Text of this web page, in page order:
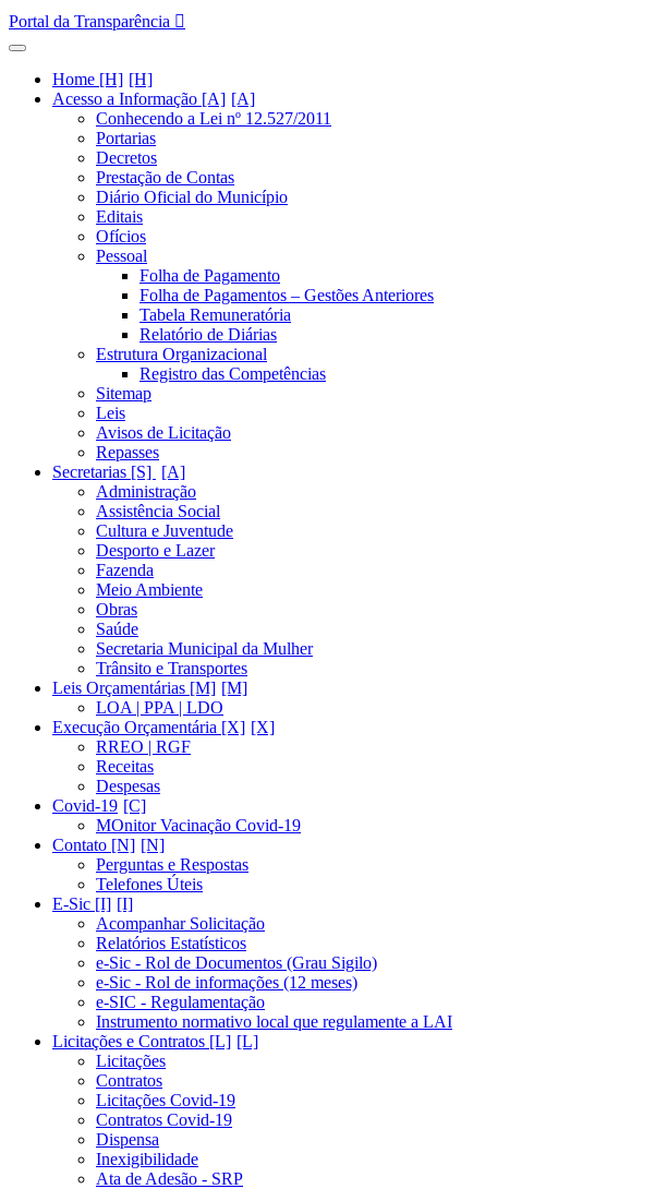
Portal da Transparência
Home [H]
Acesso a Informação [A]
Conhecendo a Lei nº 12.527/2011
Portarias
Decretos
Prestação de Contas
Diário Oficial do Município
Editais
Ofícios
Pessoal
Folha de Pagamento
Folha de Pagamentos – Gestões Anteriores
Tabela Remuneratória
Relatório de Diárias
Estrutura Organizacional
Registro das Competências
Sitemap
Leis
Avisos de Licitação
Repasses
Secretarias [S]
Administração
Assistência Social
Cultura e Juventude
Desporto e Lazer
Fazenda
Meio Ambiente
Obras
Saúde
Secretaria Municipal da Mulher
Trânsito e Transportes
Leis Orçamentárias [M]
LOA | PPA | LDO
Execução Orçamentária [X]
RREO | RGF
Receitas
Despesas
Covid-19
MOnitor Vacinação Covid-19
Contato [N]
Perguntas e Respostas
Telefones Úteis
E-Sic [I]
Acompanhar Solicitação
Relatórios Estatísticos
e-Sic - Rol de Documentos (Grau Sigilo)
e-Sic - Rol de informações (12 meses)
e-SIC - Regulamentação
Instrumento normativo local que regulamente a LAI
Licitações e Contratos [L]
Licitações
Contratos
Licitações Covid-19
Contratos Covid-19
Dispensa
Inexigibilidade
Ata de Adesão - SRP